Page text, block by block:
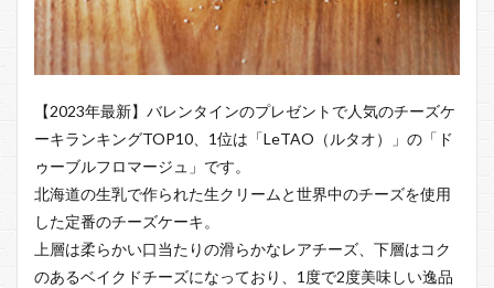
【2023年最新】バレンタインのプレゼントで人気のチーズケ
ーキランキングTOP10、1位は「LeTAO（ルタオ）」の「ド
ゥーブルフロマージュ」です。
北海道の生乳で作られた生クリームと世界中のチーズを使用
した定番のチーズケーキ。
上層は柔らかい口当たりの滑らかなレアチーズ、下層はコク
のあるベイクドチーズになっており、1度で2度美味しい逸品